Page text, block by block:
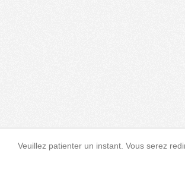
Veuillez patienter un instant. Vous serez